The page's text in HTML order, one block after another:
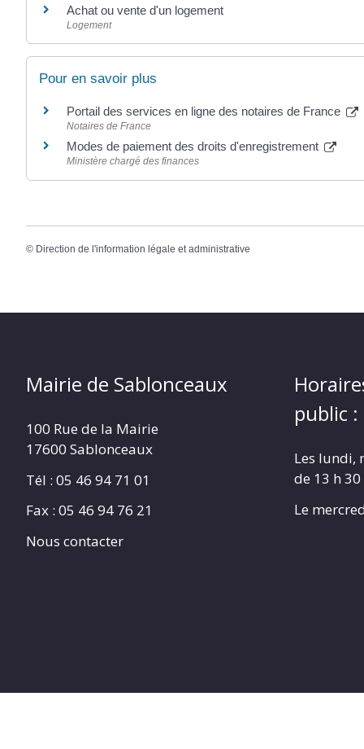
Achat ou vente d'un logement
Logement
Pour en savoir plus
Portail des services en ligne des notaires de France
Notaires de France
Modes de paiement des droits d'enregistrement
Ministère chargé des finances
© Direction de l'information légale et administrative
Mairie de Sablonceaux
100 Rue de la Mairie
17600 Sablonceaux
Tél : 05 46 94 71 01
Fax : 05 46 94 76 21
Nous contacter
public :
Les lundi,
de 13 h
Le